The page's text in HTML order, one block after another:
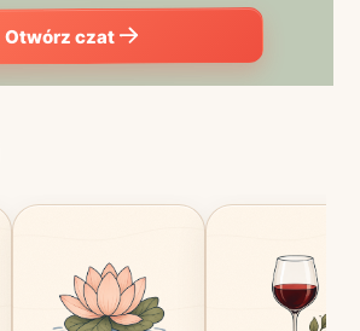
Otwórz czat